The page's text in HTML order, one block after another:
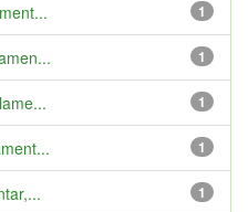
1
1
1
1
1